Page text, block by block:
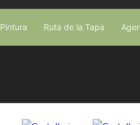
Pintura Ruta de la Tapa